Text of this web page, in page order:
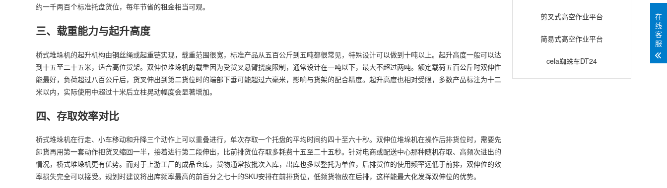
剪叉式高空作业平台
简易式高空作业平台
cela蜘蛛车DT24
约一千两百个标准托盘货位，每年节省的租金相当可观。
三、载重能力与起升高度
桥式堆垛机的起升机构由钢丝绳或起重链实现，载重范围很宽，标准产品从五百公斤到五吨都很常见，特殊设计可以做到十吨以上。起升高度一般可以达
到十五至二十五米，适合高位货架。双伸位堆垛机的载重因为受货叉悬臂挠度限制，通常设计在一吨以下，最大不超过两吨。额定载荷五百公斤时双伸性
能最好，负荷超过八百公斤后，货叉伸出到第二货位时的端部下垂可能超过六毫米，影响与货架的配合精度。起升高度也相对受限，多数产品标注为十二
米以内，实际使用中超过十米后立柱晃动幅度会显著增加。
四、存取效率对比
桥式堆垛机在行走、小车移动和升降三个动作上可以重叠进行，单次存取一个托盘的平均时间约四十至六十秒。双伸位堆垛机在操作后排货位时，需要先
卸货再用第一套动作把货叉缩回一半，接着进行第二段伸出，比前排货位存取多耗费十五至二十五秒。针对电商或配送中心那种随机存取、高频次进出的
情况，桥式堆垛机更有优势。而对于上游工厂的成品仓库，货物通常按批次入库，出库也多以整托为单位，后排货位的使用频率远低于前排，双伸位的效
率损失完全可以接受。规划时建议将出库频率最高的前百分之七十的SKU安排在前排货位，低频货物放在后排，这样能最大化发挥双伸位的优势。
在
线
客
服